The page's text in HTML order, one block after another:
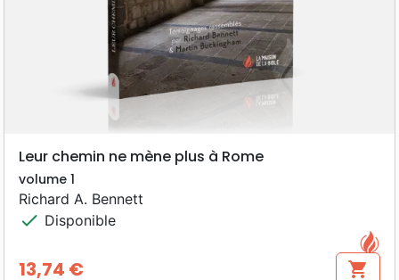
Leur chemin ne mène plus à Rome
volume 1
Richard A. Bennett
check Disponible
13,74 € shopping_cart